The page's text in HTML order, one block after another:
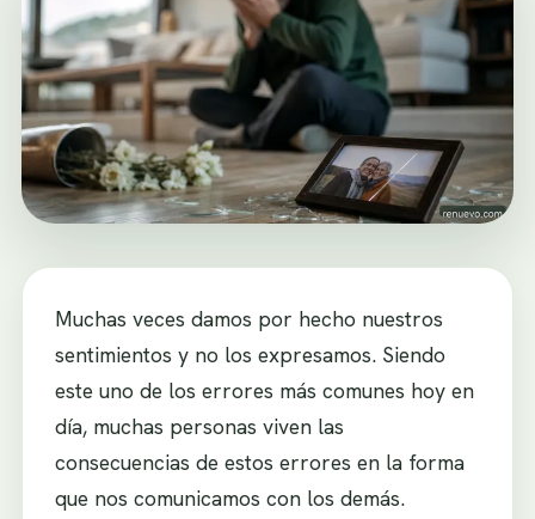
Muchas veces damos por hecho nuestros
sentimientos y no los expresamos. Siendo
este uno de los errores más comunes hoy en
día, muchas personas viven las
consecuencias de estos errores en la forma
que nos comunicamos con los demás.